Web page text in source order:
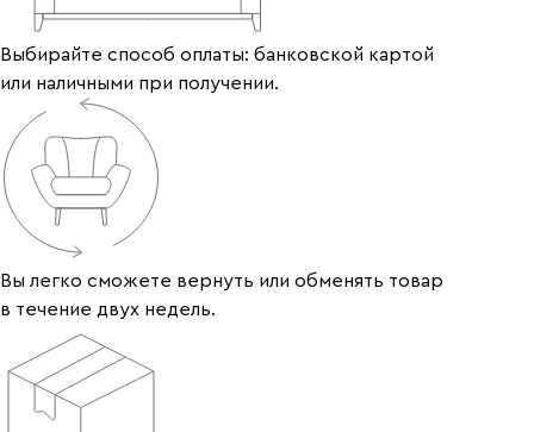
Выбирайте способ оплаты: банковской картой
или наличными при получении.
Вы легко сможете вернуть или обменять товар
в течение двух недель.